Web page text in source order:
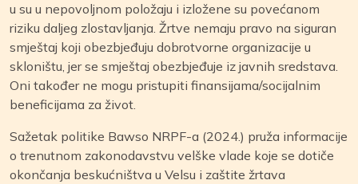
u su u nepovoljnom položaju i izložene su povećanom
riziku daljeg zlostavljanja. Žrtve nemaju pravo na siguran
smještaj koji obezbjeđuju dobrotvorne organizacije u
skloništu, jer se smještaj obezbjeđuje iz javnih sredstava.
Oni također ne mogu pristupiti finansijama/socijalnim
beneficijama za život.
Sažetak politike Bawso NRPF-a (2024.) pruža informacije
o trenutnom zakonodavstvu velške vlade koje se dotiče
okončanja beskućništva u Velsu i zaštite žrtava